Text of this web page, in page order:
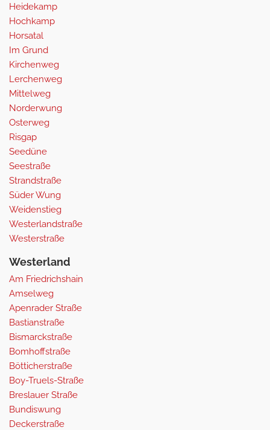
Heidekamp
Hochkamp
Horsatal
Im Grund
Kirchenweg
Lerchenweg
Mittelweg
Norderwung
Osterweg
Risgap
Seedüne
Seestraße
Strandstraße
Süder Wung
Weidenstieg
Westerlandstraße
Westerstraße
Westerland
Am Friedrichshain
Amselweg
Apenrader Straße
Bastianstraße
Bismarckstraße
Bomhoffstraße
Bötticherstraße
Boy-Truels-Straße
Breslauer Straße
Bundiswung
Deckerstraße